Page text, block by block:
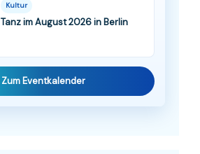
Kultur
Tanz im August 2026 in Berlin
Zum Eventkalender